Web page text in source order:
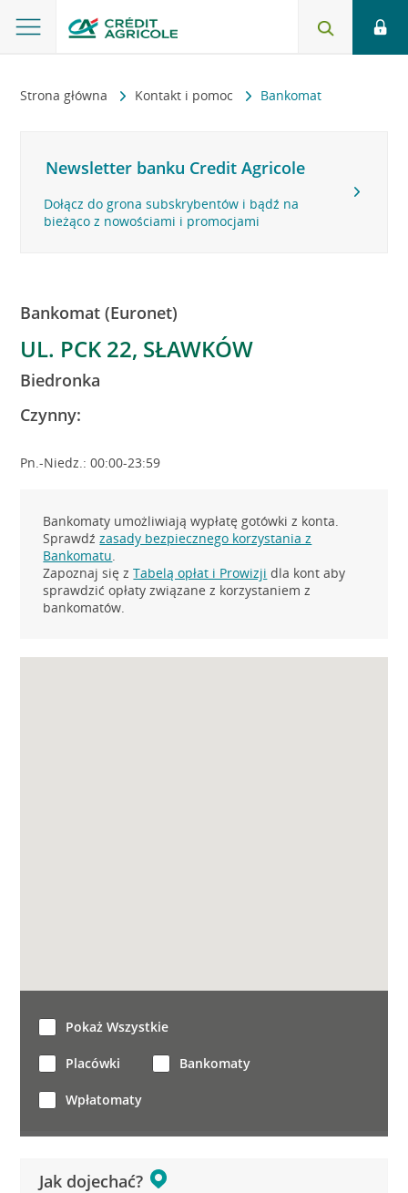
Strona główna Kontakt i pomoc Bankomat
Newsletter banku Credit Agricole
Dołącz do grona subskrybentów i bądź na
bieżąco z nowościami i promocjami
Bankomat (Euronet)
UL. PCK 22, SŁAWKÓW
Biedronka
Czynny:
Pn.-Niedz.: 00:00-23:59
Bankomaty umożliwiają wypłatę gotówki z konta.
Sprawdźzasady bezpiecznego korzystania z
Bankomatu.
Zapoznaj się zTabelą opłat i Prowizji dla kont aby
sprawdzić opłaty związane z korzystaniem z
bankomatów.
Jak dojechać?
Pokaż Wszystkie
Placówki Bankomaty
Wpłatomaty